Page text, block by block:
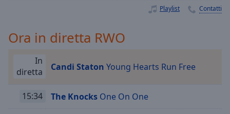
Chapters
Playlist Contatti
Ora in diretta RWO
In
diretta
Candi Staton Young Hearts Run Free
15:34 The Knocks One On One